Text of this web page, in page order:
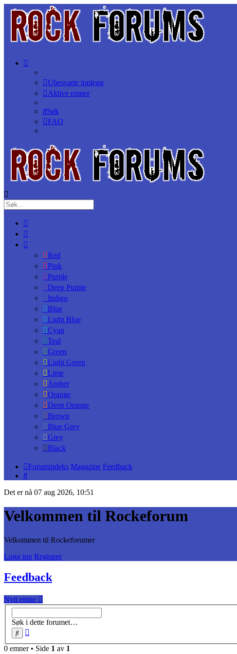
Ubesvarte innlegg
Aktive emner
Søk
FAQ
Red
Pink
Purple
Deep Purple
Indigo
Blue
Light Blue
Cyan
Teal
Green
Light Green
Lime
Amber
Orange
Deep Orange
Brown
Blue Grey
Grey
Black
Forumindeks Magazine Feedback
Søk
Det er nå 07 aug 2026, 10:51
Velkommen til Rockeforum
Velkommen til Rockeforumer
Logg inn Registrer
Feedback
Nytt emne
Søk i dette forumet…
Søk
0 emner • Side 1 av 1